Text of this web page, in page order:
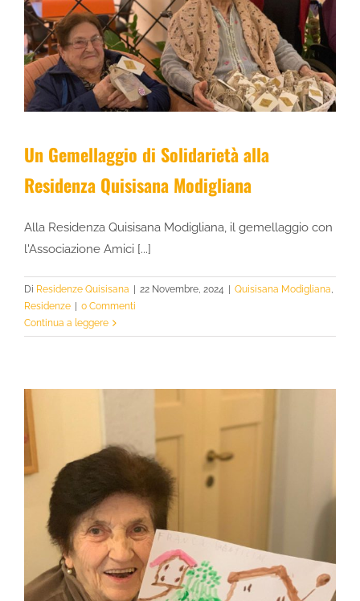
Un Gemellaggio di Solidarietà alla
Residenza Quisisana Modigliana
Alla Residenza Quisisana Modigliana, il gemellaggio con
l'Associazione Amici [...]
Di Residenze Quisisana 22 Novembre, 2024 Quisisana Modigliana,
Residenze
0 Commenti
Continua a leggere